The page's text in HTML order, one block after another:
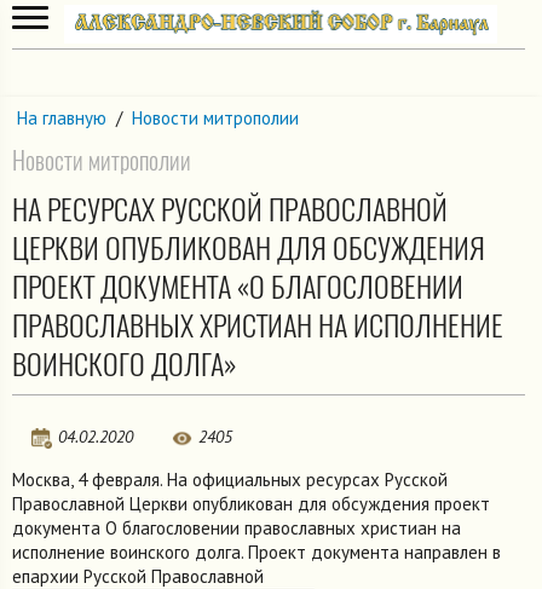
На главную / Новости митрополии
Новости митрополии
НА РЕСУРСАХ РУССКОЙ ПРАВОСЛАВНОЙ
ЦЕРКВИ ОПУБЛИКОВАН ДЛЯ ОБСУЖДЕНИЯ
ПРОЕКТ ДОКУМЕНТА «О БЛАГОСЛОВЕНИИ
ПРАВОСЛАВНЫХ ХРИСТИАН НА ИСПОЛНЕНИЕ
ВОИНСКОГО ДОЛГА»
04.02.2020 2405
Москва, 4 февраля. На официальных ресурсах Русской
Православной Церкви опубликован для обсуждения проект
документа О благословении православных христиан на
исполнение воинского долга. Проект документа направлен в
епархии Русской Православной